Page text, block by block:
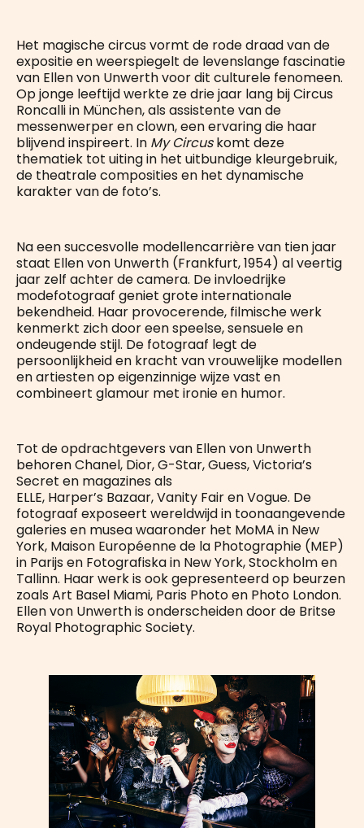
Het magische circus vormt de rode draad van de
expositie en weerspiegelt de levenslange fascinatie
van Ellen von Unwerth voor dit culturele fenomeen.
Op jonge leeftijd werkte ze drie jaar lang bij Circus
Roncalli in München, als assistente van de
messenwerper en clown, een ervaring die haar
blijvend inspireert. In My Circuskomt deze
thematiek tot uiting in het uitbundige kleurgebruik,
de theatrale composities en het dynamische
karakter van de foto’s.
Na een succesvolle modellencarrière van tien jaar
staat Ellen von Unwerth (Frankfurt, 1954) al veertig
jaar zelf achter de camera. De invloedrijke
modefotograaf geniet grote internationale
bekendheid. Haar provocerende, filmische werk
kenmerkt zich door een speelse, sensuele en
ondeugende stijl. De fotograaf legt de
persoonlijkheid en kracht van vrouwelijke modellen
en artiesten op eigenzinnige wijze vast en
combineert glamour met ironie en humor.
Tot de opdrachtgevers van Ellen von Unwerth
behoren Chanel, Dior, G-Star, Guess, Victoria’s
Secret en magazines als
ELLE, Harper’s Bazaar, Vanity Fair en Vogue. De
fotograaf exposeert wereldwijd in toonaangevende
galeries en musea waaronder het MoMA in New
York, Maison Européenne de la Photographie (MEP)
in Parijs en Fotografiska in New York, Stockholm en
Tallinn. Haar werk is ook gepresenteerd op beurzen
zoals Art Basel Miami, Paris Photo en Photo London.
Ellen von Unwerth is onderscheiden door de Britse
Royal Photographic Society.